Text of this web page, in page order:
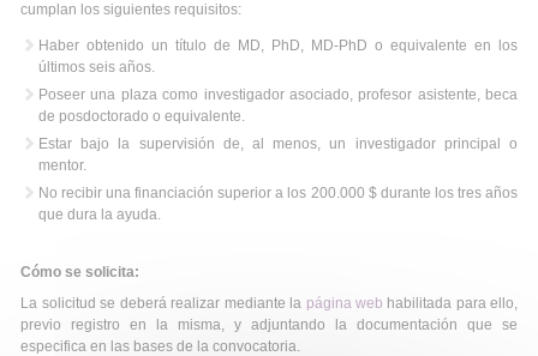
cumplan los siguientes requisitos:
Haber obtenido un título de MD, PhD, MD-PhD o equivalente en los
últimos seis años.
Poseer una plaza como investigador asociado, profesor asistente, beca
de posdoctorado o equivalente.
Estar bajo la supervisión de, al menos, un investigador principal o
mentor.
No recibir una financiación superior a los 200.000 $ durante los tres años
que dura la ayuda.
Cómo se solicita:
La solicitud se deberá realizar mediante la página web habilitada para ello,
previo registro en la misma, y adjuntando la documentación que se
especifica en las bases de la convocatoria.